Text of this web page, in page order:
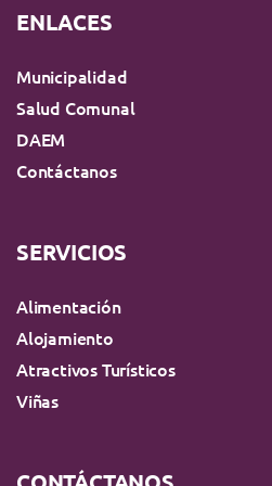
ENLACES
Municipalidad
Salud Comunal
DAEM
Contáctanos
SERVICIOS
Alimentación
Alojamiento
Atractivos Turísticos
Viñas